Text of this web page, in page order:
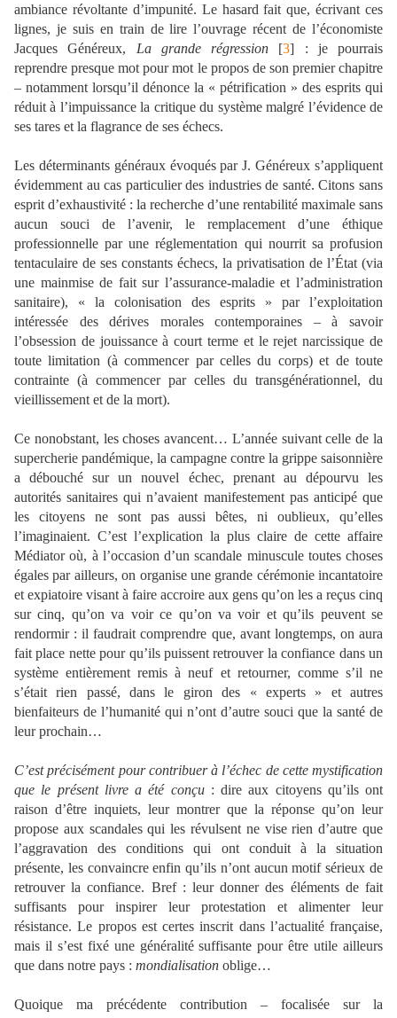
ambiance révoltante d’impunité. Le hasard fait que, écrivant ces
lignes, je suis en train de lire l’ouvrage récent de l’économiste
Jacques Généreux, La grande régression [3] : je pourrais
reprendre presque mot pour mot le propos de son premier chapitre
– notamment lorsqu’il dénonce la « pétrification » des esprits qui
réduit à l’impuissance la critique du système malgré l’évidence de
ses tares et la flagrance de ses échecs.
Les déterminants généraux évoqués par J. Généreux s’appliquent
évidemment au cas particulier des industries de santé. Citons sans
esprit d’exhaustivité : la recherche d’une rentabilité maximale sans
aucun souci de l’avenir, le remplacement d’une éthique
professionnelle par une réglementation qui nourrit sa profusion
tentaculaire de ses constants échecs, la privatisation de l’État (via
une mainmise de fait sur l’assurance-maladie et l’administration
sanitaire), « la colonisation des esprits » par l’exploitation
intéressée des dérives morales contemporaines – à savoir
l’obsession de jouissance à court terme et le rejet narcissique de
toute limitation (à commencer par celles du corps) et de toute
contrainte (à commencer par celles du transgénérationnel, du
vieillissement et de la mort).
Ce nonobstant, les choses avancent… L’année suivant celle de la
supercherie pandémique, la campagne contre la grippe saisonnière
a débouché sur un nouvel échec, prenant au dépourvu les
autorités sanitaires qui n’avaient manifestement pas anticipé que
les citoyens ne sont pas aussi bêtes, ni oublieux, qu’elles
l’imaginaient. C’est l’explication la plus claire de cette affaire
Médiator où, à l’occasion d’un scandale minuscule toutes choses
égales par ailleurs, on organise une grande cérémonie incantatoire
et expiatoire visant à faire accroire aux gens qu’on les a reçus cinq
sur cinq, qu’on va voir ce qu’on va voir et qu’ils peuvent se
rendormir : il faudrait comprendre que, avant longtemps, on aura
fait place nette pour qu’ils puissent retrouver la confiance dans un
système entièrement remis à neuf et retourner, comme s’il ne
s’était rien passé, dans le giron des « experts » et autres
bienfaiteurs de l’humanité qui n’ont d’autre souci que la santé de
leur prochain…
C’est précisément pour contribuer à l’échec de cette mystification
que le présent livre a été conçu: dire aux citoyens qu’ils ont
raison d’être inquiets, leur montrer que la réponse qu’on leur
propose aux scandales qui les révulsent ne vise rien d’autre que
l’aggravation des conditions qui ont conduit à la situation
présente, les convaincre enfin qu’ils n’ont aucun motif sérieux de
retrouver la confiance. Bref : leur donner des éléments de fait
suffisants pour inspirer leur protestation et alimenter leur
résistance. Le propos est certes inscrit dans l’actualité française,
mais il s’est fixé une généralité suffisante pour être utile ailleurs
que dans notre pays : mondialisation oblige…
Quoique ma précédente contribution – focalisée sur la